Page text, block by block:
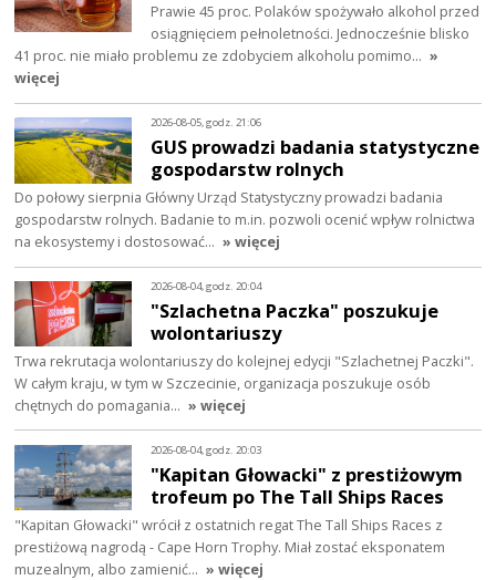
Prawie 45 proc. Polaków spożywało alkohol przed
osiągnięciem pełnoletności. Jednocześnie blisko
41 proc. nie miało problemu ze zdobyciem alkoholu pomimo… »
więcej
2026-08-05, godz. 21:06
GUS prowadzi badania statystyczne
gospodarstw rolnych
Do połowy sierpnia Główny Urząd Statystyczny prowadzi badania
gospodarstw rolnych. Badanie to m.in. pozwoli ocenić wpływ rolnictwa
na ekosystemy i dostosować… » więcej
2026-08-04, godz. 20:04
"Szlachetna Paczka" poszukuje
wolontariuszy
Trwa rekrutacja wolontariuszy do kolejnej edycji "Szlachetnej Paczki".
W całym kraju, w tym w Szczecinie, organizacja poszukuje osób
chętnych do pomagania… » więcej
2026-08-04, godz. 20:03
"Kapitan Głowacki" z prestiżowym
trofeum po The Tall Ships Races
"Kapitan Głowacki" wrócił z ostatnich regat The Tall Ships Races z
prestiżową nagrodą - Cape Horn Trophy. Miał zostać eksponatem
muzealnym, albo zamienić… » więcej